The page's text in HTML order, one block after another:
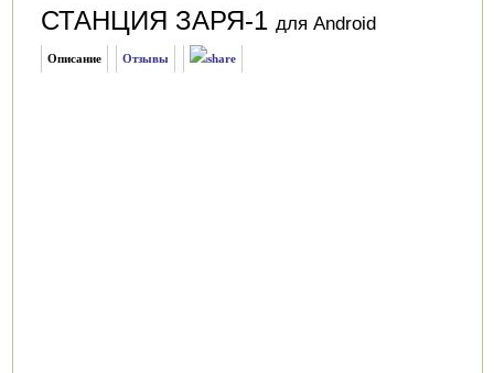
СТАНЦИЯ ЗАРЯ-1 для Android
Описание Отзывы